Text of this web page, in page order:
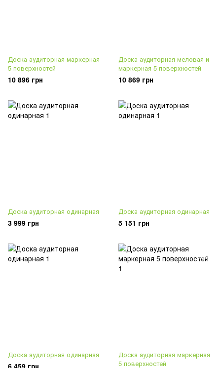
Доска аудиторная маркерная
5 поверхностей
10 896 грн
Доска аудиторная меловая и
маркерная 5 поверхностей
10 869 грн
Доска аудиторная одинарная
3 999 грн
Доска аудиторная одинарная
5 151 грн
Доска аудиторная одинарная
6 459 грн
Доска аудиторная маркерная
5 поверхностей